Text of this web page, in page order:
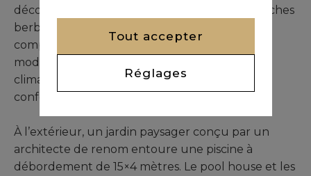
décorés avec des matériaux nobles et des touches
berbères, offrent des espaces de vie spacieux
comprenant salons, salle à manger et cuisine
moderne entièrement équipée. Le système de
climatisation canalisée est préinstallé pour un
confort optimal.
À l’extérieur, un jardin paysager conçu par un
architecte de renom entoure une piscine à
débordement de 15×4 mètres. Le pool house et les
Tout accepter
Réglages